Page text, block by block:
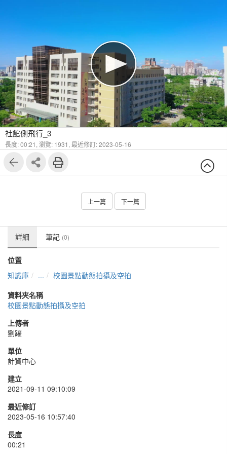
社館側飛行_3
長度: 00:21, 瀏覽: 1931, 最近修訂: 2023-05-16
上一篇 下一篇
詳細 筆記 (0)
位置
知識庫
...
校園景點動態拍攝及空拍
資料夾名稱
校園景點動態拍攝及空拍
上傳者
劉躍
單位
計資中心
建立
2021-09-11 09:10:09
最近修訂
2023-05-16 10:57:40
長度
00:21